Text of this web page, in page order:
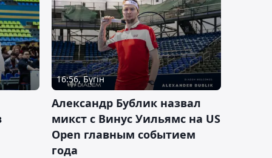
16:56, Бүгін
Александр Бублик назвал
микст с Винус Уильямс на US
Open главным событием
года